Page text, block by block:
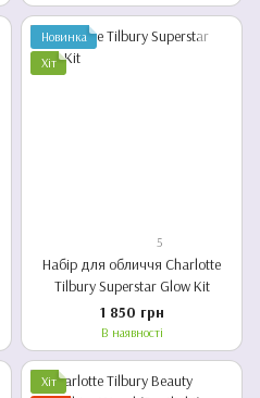
Новинка
Хіт
5
Набір для обличчя Charlotte
Tilbury Superstar Glow Kit
1 850 грн
В наявності
Хіт